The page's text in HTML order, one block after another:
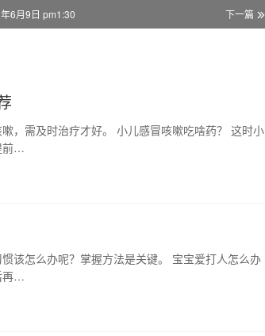
下一篇
6月9日 pm1:30
，需及时治疗才好。 小儿感冒咳嗽吃啥药？ 这时小
前…
该怎么办呢？掌握方法是关键。 宝宝爱打人怎么办
再…